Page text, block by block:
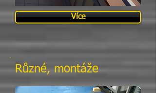
Více
Různé, montáže